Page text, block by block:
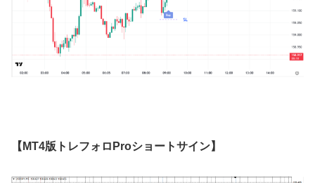
【MT4版トレフォロProショートサイン】